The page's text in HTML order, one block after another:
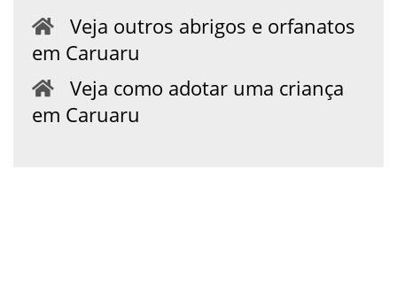
Veja outros abrigos e orfanatos
em Caruaru
Veja como adotar uma criança
em Caruaru